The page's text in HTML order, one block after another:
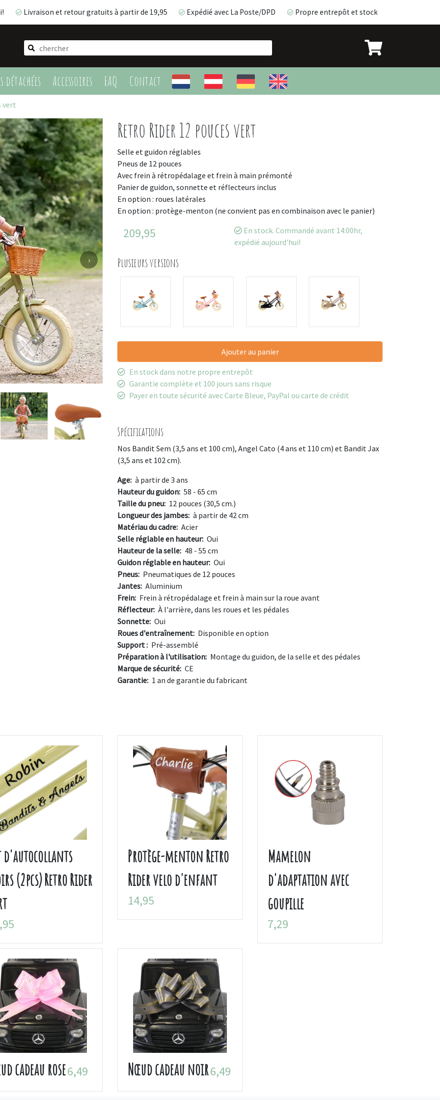
Livraison et retour gratuits à partir de 19,95 Expédié avec La Poste/DPD Propre entrepôt et stock
détachées Accessoires FAQ Contact
Livraison et retour gratuits à partir de 19,95 Expédié avec La Poste/DPD
vert
›
Retro Rider 12 pouces vert
Selle et guidon réglables
Pneus de 12 pouces
Avec frein à rétropédalage et frein à main prémonté
Panier de guidon, sonnette et réflecteurs inclus
En option : roues latérales
En option : protège-menton (ne convient pas en combinaison avec le panier)
209,95
En stock. Commandé avant 14:00hr,
expédié aujourd'hui!
Plusieurs versions
Ajouter au panier
En stock dans notre propre entrepôt
Garantie complète et 100 jours sans risque
Payer en toute sécurité avec Carte Bleue, PayPal ou carte de crédit
Spécifications
Nos Bandit Sem (3,5 ans et 100 cm), Angel Cato (4 ans et 110 cm) et Bandit Jax
(3,5 ans et 102 cm).
Age: à partir de 3 ans
Hauteur du guidon: 58 - 65 cm
Taille du pneu: 12 pouces (30,5 cm.)
Longueur des jambes: à partir de 42 cm
Matériau du cadre: Acier
Selle réglable en hauteur: Oui
Hauteur de la selle: 48 - 55 cm
Guidon réglable en hauteur: Oui
Pneus: Pneumatiques de 12 pouces
Jantes: Aluminium
Frein: Frein à rétropédalage et frein à main sur la roue avant
Réflecteur: À l'arrière, dans les roues et les pédales
Sonnette: Oui
Roues d'entraînement: Disponible en option
Support : Pré-assemblé
Préparation à l'utilisation: Montage du guidon, de la selle et des pédales
Marque de sécurité: CE
Garantie: 1 an de garantie du fabricant
d'autocollants
(2pcs) Retro Rider
Protège-menton Retro
Rider velo d'enfant
14,95
Mamelon
d'adaptation avec
goupille
7,29
cadeau rose6,49 Nœud cadeau noir6,49